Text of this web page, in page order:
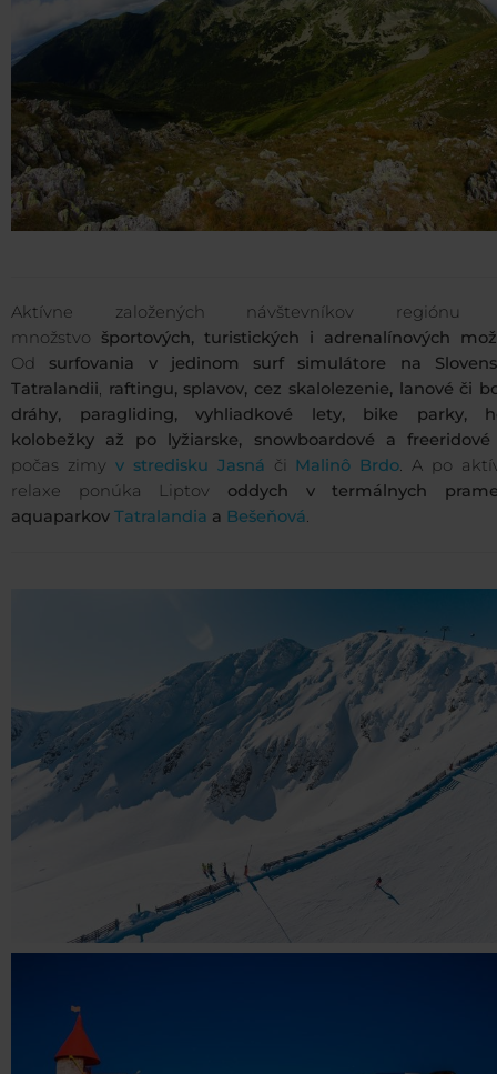
Aktívne založených návštevníkov
regiónu
množstvo športových, turistických i adrenalínových
Od surfovania v jedinom surf simulátore na
Tatralandii, raftingu, splavov, cez skalolezenie, lanové či
dráhy, paragliding, vyhliadkové lety, bike parky,
kolobežky až po lyžiarske, snowboardové a freeridové
počas zimy v stredisku Jasná či Malinô Brdo. A po
relaxe
ponúka Liptov oddych v termálnych
aquaparkov Tatralandia a Bešeňová.